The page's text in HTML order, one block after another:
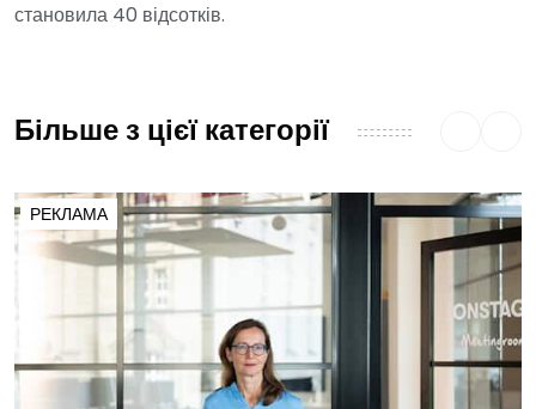
становила 40 відсотків.
Більше з цієї категорії
РЕКЛАМА